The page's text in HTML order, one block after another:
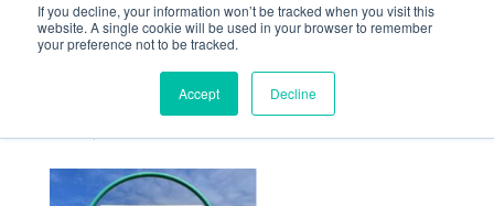
If you decline, your information won’t be tracked when you visit this
website. A single cookie will be used in your browser to remember
your preference not to be tracked.
Accept Decline
Venue de Graziella
Melchior sur le site de
Lannilis